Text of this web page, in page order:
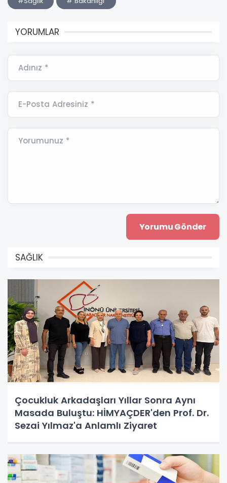
YORUMLAR
Adınız *
E-Posta Adresiniz *
Yorumunuz *
SAĞLIK
Çocukluk Arkadaşları Yıllar Sonra Aynı
Masada Buluştu: HİMYAÇDER'den Prof. Dr.
Sezai Yılmaz'a Anlamlı Ziyaret